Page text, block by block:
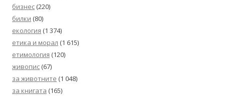
бизнес (220)
билки (80)
екология (1 374)
етика и морал (1 615)
етимология (120)
живопис (67)
за животните (1 048)
за книгата (165)